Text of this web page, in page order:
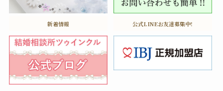
新着情報 公式LINEお友達募集中!